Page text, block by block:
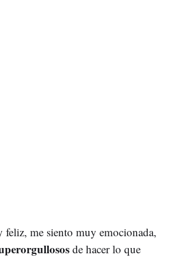
me siento muy emocionada,
de hacer lo que